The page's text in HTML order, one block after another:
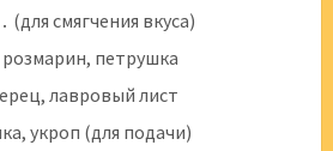
(для смягчения вкуса)
петрушка
лавровый лист
укроп (для подачи)